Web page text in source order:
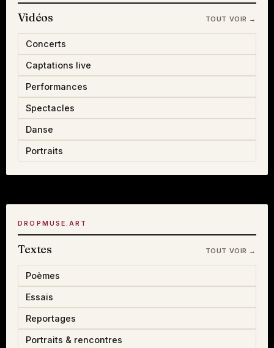
Vidéos TOUT VOIR →
Concerts
Captations live
Performances
Spectacles
Danse
Portraits
DROPMUSE.ART
Textes TOUT VOIR →
Poèmes
Essais
Reportages
Portraits & rencontres